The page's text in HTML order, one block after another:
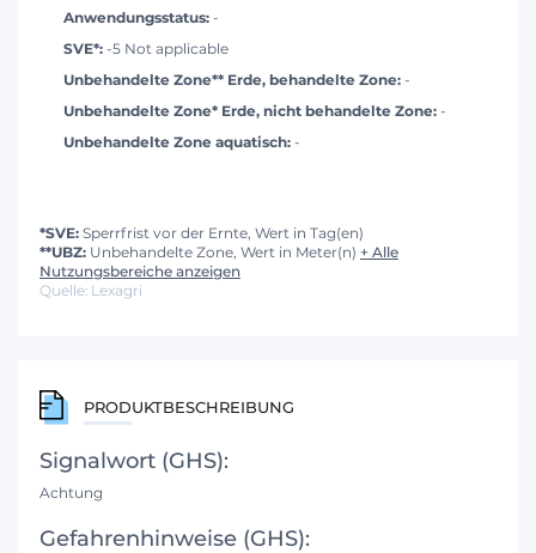
Anwendungsstatus: -
SVE*: -5 Not applicable
Unbehandelte Zone** Erde, behandelte Zone: -
Unbehandelte Zone* Erde, nicht behandelte Zone: -
Unbehandelte Zone aquatisch: -
*SVE: Sperrfrist vor der Ernte, Wert in Tag(en)
**UBZ: Unbehandelte Zone, Wert in Meter(n) + Alle
Nutzungsbereiche anzeigen
Quelle: Lexagri
PRODUKTBESCHREIBUNG
Signalwort (GHS):
Achtung
Gefahrenhinweise (GHS):